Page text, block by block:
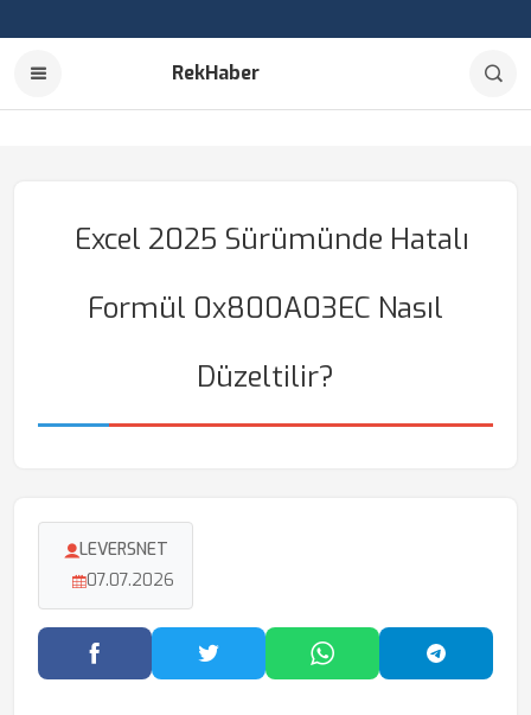
RekHaber
Excel 2025 Sürümünde Hatalı
Formül 0x800A03EC Nasıl
Düzeltilir?
LEVERSNET
07.07.2026
Facebook'ta PaylaşTwitter'da PaylaşWhatsApp'ta Paylaş